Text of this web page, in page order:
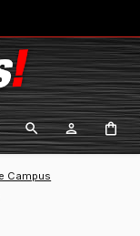
Campus